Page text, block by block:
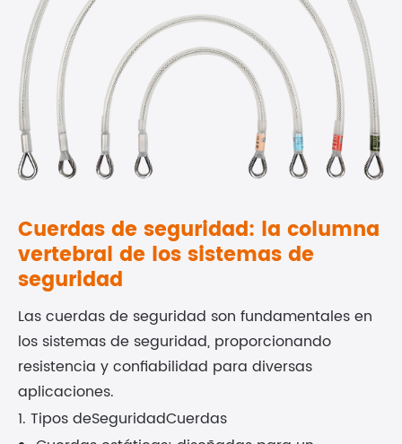
Cuerdas de seguridad: la columna
vertebral de los sistemas de
seguridad
Las cuerdas de seguridad son fundamentales en
los sistemas de seguridad, proporcionando
resistencia y confiabilidad para diversas
aplicaciones.
1. Tipos deSeguridadCuerdas